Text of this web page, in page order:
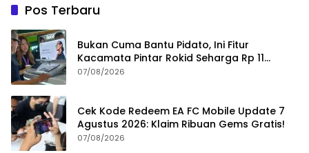
Pos Terbaru
Bukan Cuma Bantu Pidato, Ini Fitur
Kacamata Pintar Rokid Seharga Rp 11
Jutaan
07/08/2026
Cek Kode Redeem EA FC Mobile Update 7
Agustus 2026: Klaim Ribuan Gems Gratis!
07/08/2026